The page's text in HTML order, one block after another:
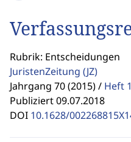
Rubrik: Entscheidungen
JuristenZeitung (JZ)
Jahrgang 70 (2015) / Heft
Publiziert 09.07.2018
DOI 10.1628/